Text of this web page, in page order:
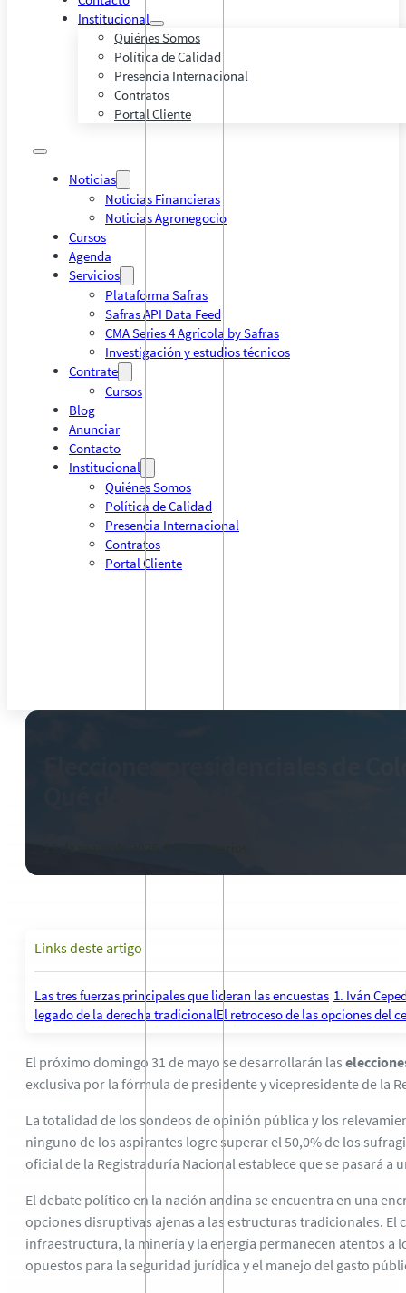
Institucional
Quiénes Somos
Política de Calidad
Presencia Internacional
Contratos
Portal Cliente
Noticias
Noticias Financieras
Noticias Agronegocio
Cursos
Agenda
Servicios
Plataforma Safras
Safras API Data Feed
CMA Series 4 Agrícola by Safras
Investigación y estudios técnicos
Contrate
Cursos
Blog
Anunciar
Contacto
Institucional
Quiénes Somos
Política de Calidad
Presencia Internacional
Contratos
Portal Cliente
Links deste artigo
Las tres fuerzas principales que lideran las encuestas 1. Iván
legado de la derecha tradicionalEl retroceso de las opciones del
El próximo domingo 31 de mayo se desarrollarán las
exclusiva por la fórmula de presidente y vicepresidente de la
La totalidad de los sondeos de opinión pública y los
ninguno de los aspirantes logre superar el 50,0% de los
oficial de la Registraduría Nacional establece que se pasará a
El debate político en la nación andina se encuentra en una
opciones disruptivas ajenas a las estructuras tradicionales. El
infraestructura, la minería y la energía permanecen atentos a
opuestos para la seguridad jurídica y el manejo del gasto